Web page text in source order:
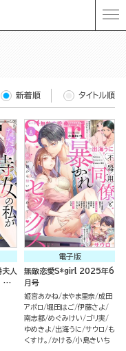
新着順 タイトル順
人
執
電子版
無敵恋愛S*girl 2025年6
月号
姫宮あかね まやま里奈 成田
アポロ 堀田はご 伊藤さよ
南志都 めぐみけい
ゴリ実
ゆめきよ
出海うに サウロ
も
くすけ。
かける 小島きいち